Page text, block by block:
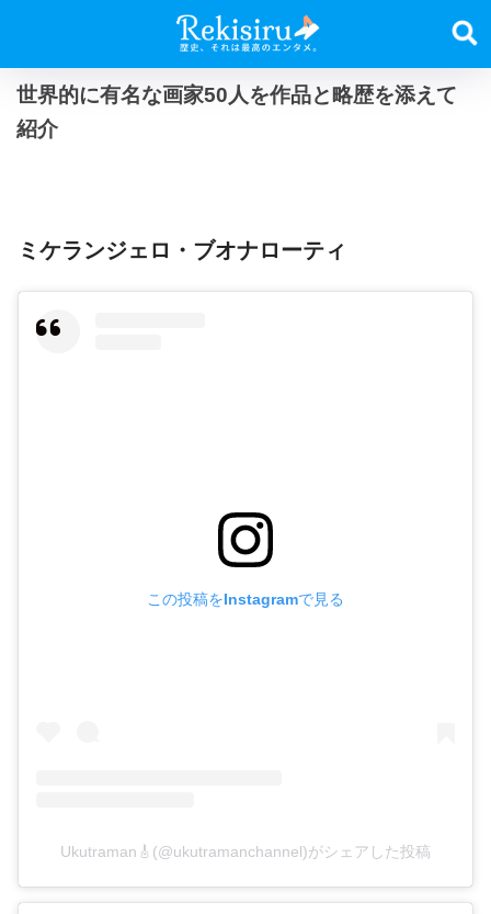
世界的に有名な画家50人を作品と略歴を添えて
紹介
ミケランジェロ・ブオナローティ
この投稿をInstagramで見る
Ukutraman🎸(@ukutramanchannel)がシェアした投稿